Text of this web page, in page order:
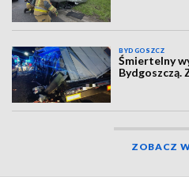
BYDGOSZCZ
Śmiertelny
Bydgoszczą.
ZOBACZ